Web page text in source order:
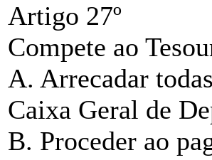
Artigo 27º
Compete ao
A. Arrecadar
Caixa Geral de
B. Proceder ao